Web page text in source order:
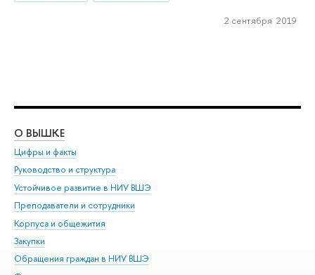
2 сентября 2019
О ВЫШКЕ
Цифры и факты
Руководство и структура
Устойчивое развитие в НИУ ВШЭ
Преподаватели и сотрудники
Корпуса и общежития
Закупки
Обращения граждан в НИУ ВШЭ